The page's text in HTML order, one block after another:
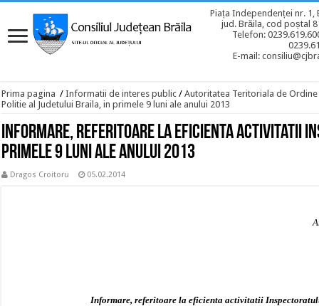
Piața Independenței nr. 1,
jud. Brăila, cod poștal
Telefon:
E-mail:
Prima pagina / Informatii de interes public / Autoritatea Teritoriala de Ordine
Politie al Judetului Braila, in primele 9 luni ale anului 2013
Informare, referitoare la eficienta activitatii
primele 9 luni ale anului 2013
Dragos Croitoru 05.02.2014
Anexă la Hotărârea
Informare, referitoare la eficienta activitatii